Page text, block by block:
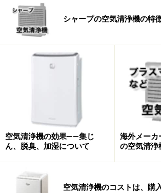
北欧デザインが特徴の「Blue 3000シリーズ
のもの）
シャープの空気清浄機の特
空気清浄機の効果――集じ
ん、脱臭、加湿について
海外メーカ
の空気清浄
空気清浄機のコストは、購